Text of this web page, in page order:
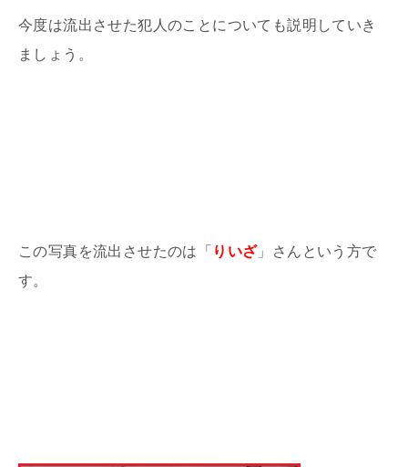
今度は流出させた犯人のことについても説明していき
ましょう。
この写真を流出させたのは「 りいざ」さんという方で
す。